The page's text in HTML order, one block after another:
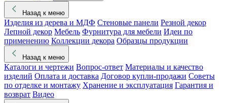
Назад к меню
Изделия из дерева и МДФ Стеновые панели Резной декор
Лепной декор Мебель Фурнитура для мебели Идеи по
применению Коллекции декора Образцы продукции
Назад к меню
Каталоги и чертежи Вопрос-ответ Материалы и качество
изделий Оплата и доставка Договор купли-продажи Советы
по отделке и монтажу Хранение и эксплуатация Гарантия и
возврат Видео